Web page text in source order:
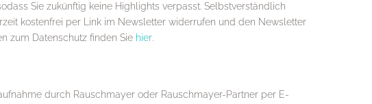
Sie zukünftig keine Highlights verpasst. Selbstverständlich
kostenfrei per Link im Newsletter widerrufen und den Newsletter
zum Datenschutz finden Sie hier.
durch Rauschmayer oder Rauschmayer-Partner per E-